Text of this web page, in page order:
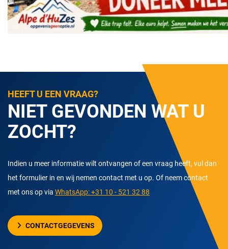
HEEFT U EEN VRAAG?
NIET GEVONDEN WAT U
ZOCHT?
Indien u meer informatie wilt ontvangen of een vraag heeft, vul dan
het formulier in en wij nemen contact met u op. Of neem contact
met ons op via WhatsApp: +31 10 - 521 32 88
CONTACTGEGEVENS